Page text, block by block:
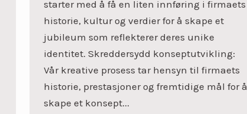
starter med å få en liten innføring i firmaets
historie, kultur og verdier for å skape et
jubileum som reflekterer deres unike
identitet. Skreddersydd konseptutvikling:
Vår kreative prosess tar hensyn til firmaets
historie, prestasjoner og fremtidige mål for å
skape et konsept...